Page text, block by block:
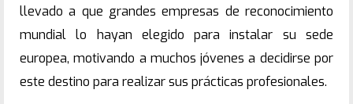
llevado a que grandes empresas de reconocimiento
mundial lo hayan elegido para instalar su sede
europea, motivando a muchos jóvenes a decidirse por
este destino para realizar sus prácticas profesionales.